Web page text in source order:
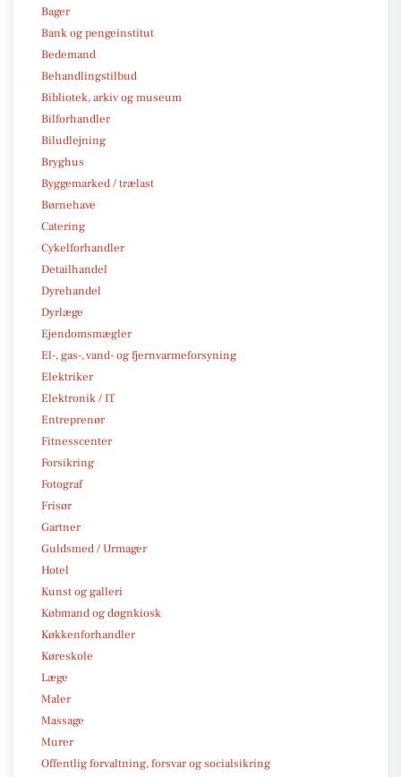
Bager
Bank og pengeinstitut
Bedemand
Behandlingstilbud
Bibliotek, arkiv og museum
Bilforhandler
Biludlejning
Bryghus
Byggemarked / trælast
Børnehave
Catering
Cykelforhandler
Detailhandel
Dyrehandel
Dyrlæge
Ejendomsmægler
El-, gas-, vand- og fjernvarmeforsyning
Elektriker
Elektronik / IT
Entreprenør
Fitnesscenter
Forsikring
Fotograf
Frisør
Gartner
Guldsmed / Urmager
Hotel
Kunst og galleri
Købmand og døgnkiosk
Køkkenforhandler
Køreskole
Læge
Maler
Massage
Murer
Offentlig forvaltning, forsvar og socialsikring